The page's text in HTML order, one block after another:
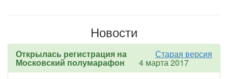
Новости
Старая версия
Открылась регистрация на
Московский полумарафон 4 марта 2017